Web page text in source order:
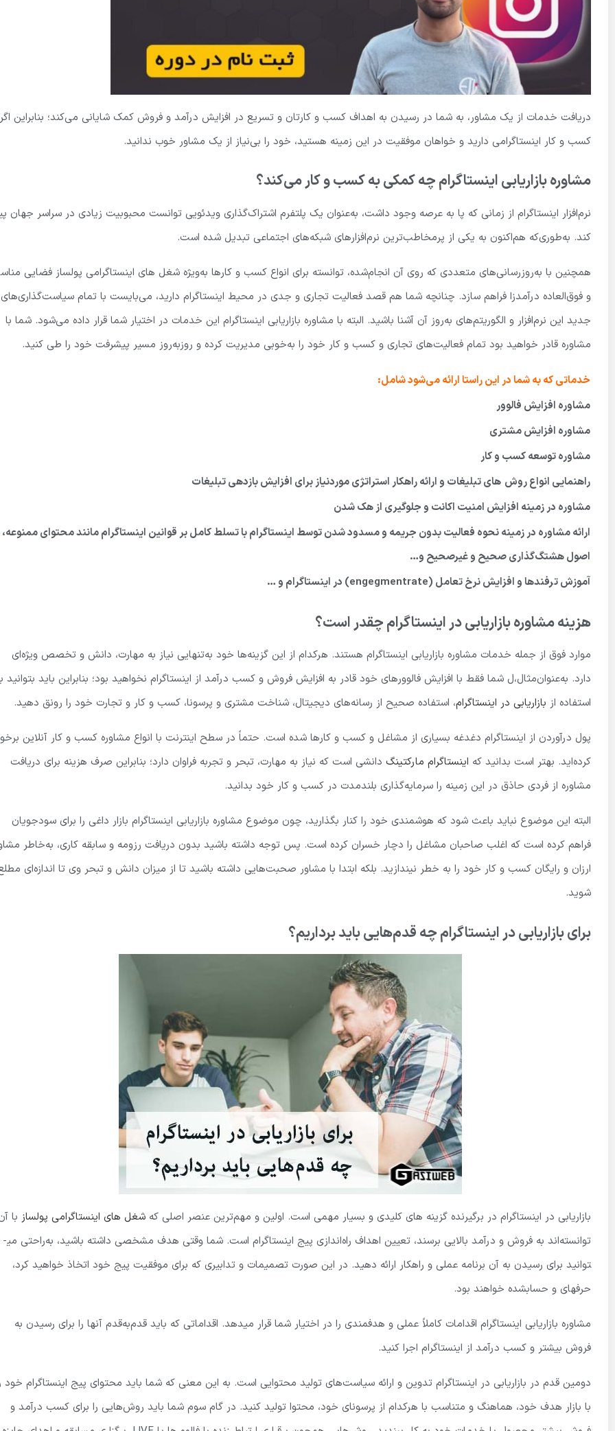
دریافت خدمات از یک مشاور، به شما در رسیدن به اهداف کسب و کارتان و تسریع در افزایش درآمد و فروش کمک شایانی می‌کند؛ بنابراین اگر
کسب و کار اینستاگرامی دارید و خواهان موفقیت در این زمینه هستید، خود را بی‌نیاز از یک مشاور خوب ندانید.
مشاوره بازاریابی اینستاگرام چه کمکی به کسب و کار می‌کند؟
نرم‌افزار اینستاگرام از زمانی که پا به عرصه وجود داشت، به‌عنوان یک پلتفرم اشتراک‌گذاری ویدئویی توانست محبوبیت زیادی در سراسر جهان
کند. به‌طوری‌که هم‌اکنون به یکی از پرمخاطب‌ترین نرم‌افزارهای شبکه‌های اجتماعی تبدیل شده است.
همچنین با به‌روزرسانی‌های متعددی که روی آن انجام‌شده، توانسته برای انواع کسب و کارها به‌ویژه شغل های اینستاگرامی پولساز فضایی
و فوق‌العاده درآمدزا فراهم سازد. چنانچه شما هم قصد فعالیت تجاری و جدی در محیط اینستاگرام دارید، می‌بایست با تمام سیاست‌گذاری‌های
جدید این نرم‌افزار و الگوریتم‌های به‌روز آن آشنا باشید. البته با مشاوره بازاریابی اینستاگرام این خدمات در اختیار شما قرار داده می‌شود. شما با
مشاوره قادر خواهید بود تمام فعالیت‌های تجاری و کسب و کار خود را به‌خوبی مدیریت کرده و روزبه‌روز مسیر پیشرفت خود را طی کنید.
خدماتی که به شما در این راستا ارائه می‌شود شامل:
مشاوره افزایش فالوور
مشاوره افزایش مشتری
مشاوره توسعه کسب و کار
راهنمایی انواع روش­ های تبلیغات و ارائه راهکار استراتژی موردنیاز برای افزایش بازدهی تبلیغات
مشاوره در زمینه افزایش امنیت اکانت و جلوگیری از هک شدن
ارائه مشاوره در زمینه نحوه فعالیت بدون جریمه و مسدود شدن توسط اینستاگرام با تسلط کامل بر قوانین اینستاگرام مانند محتوای ممنوعه،
اصول هشتگ‌گذاری صحیح و غیرصحیح و…
آموزش ترفندها و افزایش نرخ تعامل (engegmentrate) در اینستاگرام و …
هزینه مشاوره بازاریابی در اینستاگرام چقدر است؟
موارد فوق از جمله خدمات مشاوره بازاریابی اینستاگرام هستند. هرکدام از این گزینه‌ها خود به‌تنهایی نیاز به مهارت، دانش و تخصص ویژه‌ای
دارد. به‌عنوان‌مثال،ل شما فقط با افزایش فالوورهای خود قادر به افزایش فروش و کسب درآمد از اینستاگرام نخواهید بود؛ بنابراین باید بتوانید
استفاده از بازاریابی در اینستاگرام، استفاده صحیح از رسانه‌های دیجیتال، شناخت مشتری و پرسونا، کسب و کار و تجارت خود را رونق دهید.
پول درآوردن از اینستاگرام دغدغه بسیاری از مشاغل و کسب و کارها شده است. حتماً در سطح اینترنت با انواع مشاوره کسب و کار آنلاین
کرده‌اید. بهتر است بدانید که اینستاگرام مارکتینگ دانشی است که نیاز به مهارت، تبحر و تجربه فراوان دارد؛ بنابراین صرف هزینه برای دریافت
مشاوره از فردی حاذق در این زمینه را سرمایه‌گذاری بلندمدت در کسب و کار خود بدانید.
البته این موضوع نباید باعث شود که هوشمندی خود را کنار بگذارید، چون موضوع مشاوره بازاریابی اینستاگرام بازار داغی را برای سودجویان
فراهم کرده است که اغلب صاحبان مشاغل را دچار خسران کرده است. پس توجه داشته باشید بدون دریافت رزومه و سابقه کاری، به‌خاطر
ارزان و رایگان کسب و کار خود را به خطر نیندازید. بلکه ابتدا با مشاور صحبت‌هایی داشته باشید تا از میزان دانش و تبحر وی تا اندازه‌ای
شوید.
برای بازاریابی در اینستاگرام چه قدم‌هایی باید برداریم؟
بازاریابی در اینستاگرام در برگیرنده گزینه­ های کلیدی و بسیار مهمی است. اولین و مهم‌ترین عنصر اصلی که شغل های اینستاگرامی پولساز با
توانسته‌اند به فروش و درآمد بالایی برسند، تعیین اهداف راه‌اندازی پیج اینستاگرام است. شما وقتی هدف مشخصی داشته باشید، به‌راحتی می­
توانید برای رسیدن به آن برنامه عملی و راهکار ارائه دهید. در این صورت تصمیمات و تدابیری که برای موفقیت پیج خود اتخاذ خواهید کرد،
حرفه­ای و حساب­شده خواهند بود.
مشاوره بازاریابی اینستاگرام اقدامات کاملاً عملی و هدفمندی را در اختیار شما قرار می­دهد. اقداماتی که باید قدم‌به‌قدم آنها را برای رسیدن به
فروش بیشتر و کسب درآمد از اینستاگرام اجرا کنید.
دومین قدم در بازاریابی در اینستاگرام تدوین و ارائه سیاست‌های تولید محتوایی است. به این معنی که شما باید محتوای پیج اینستاگرام خود
با بازار هدف خود، هماهنگ و متناسب با هرکدام از پرسونای خود، محتوا تولید کنید. در گام سوم شما باید روش‌هایی را برای کسب درآمد و